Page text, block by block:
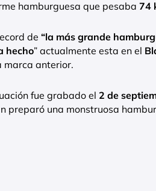
hamburguesa que pesaba 74
de “la más grande
hecho” actualmente esta en el
marca anterior.
fue grabado el 2 de
preparó una monstruosa